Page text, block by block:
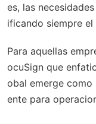
es, las
ificando siempre
Para aquellas
ocuSign que
obal emerge
ente para